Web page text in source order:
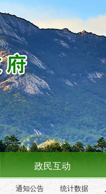
政民互动
通知公告 统计数据